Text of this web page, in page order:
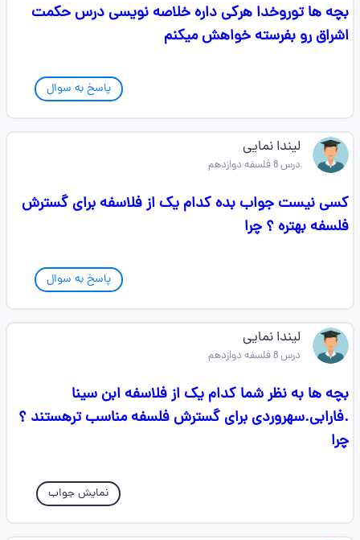
بچه ها توروخدا هرکی داره خلاصه نویسی درس حکمت
اشراق رو بفرسته خواهش میکنم
پاسخ به سوال
لیندا نمایی
درس 8 فلسفه دوازدهم
کسی نیست جواب بده کدام یک از فلاسفه برای گسترش
فلسفه بهتره ؟ چرا
پاسخ به سوال
لیندا نمایی
درس 8 فلسفه دوازدهم
بچه ها به نظر شما کدام یک از فلاسفه ابن سینا
.فارابی.سهروردی برای گسترش فلسفه مناسب ترهستند ؟
چرا
نمایش جواب